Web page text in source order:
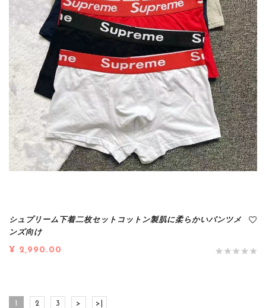
シュプリーム下着二枚セットコットン製肌に柔らかいパンツメ
ンズ向け
¥ 2,990.00
1 2 3 > >|